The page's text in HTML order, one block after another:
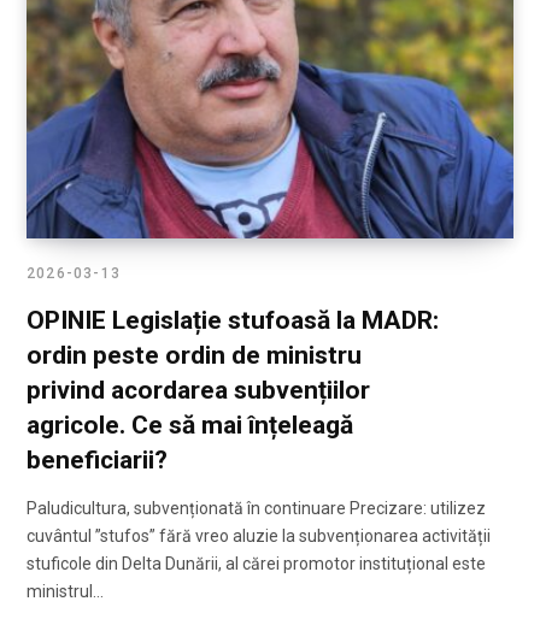
2026-03-13
OPINIE Legislație stufoasă la MADR:
ordin peste ordin de ministru
privind acordarea subvențiilor
agricole. Ce să mai înțeleagă
beneficiarii?
Paludicultura, subvenționată în continuare Precizare: utilizez
cuvântul ”stufos” fără vreo aluzie la subvenționarea activității
stuficole din Delta Dunării, al cărei promotor instituțional este
ministrul…